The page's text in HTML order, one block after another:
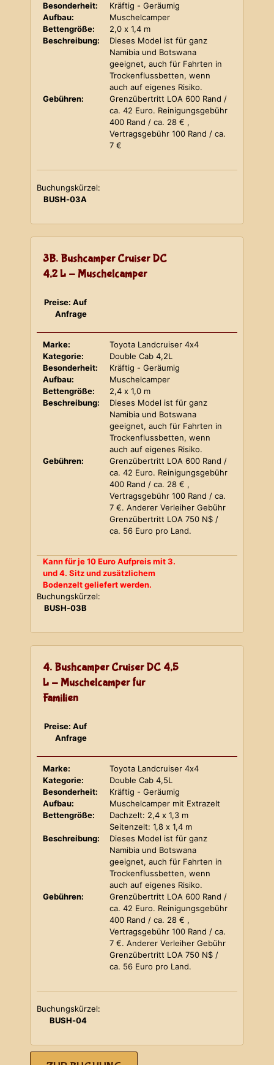
Besonderheit:
Kräftig - Geräumig
Aufbau:
Muschelcamper
Bettengröße:
2,0 x 1,4 m
Beschreibung:
Dieses Model ist für ganz
Namibia und Botswana
geeignet, auch für Fahrten in
Trockenflussbetten, wenn
auch auf eigenes Risiko.
Gebühren:
Grenzübertritt LOA 600 Rand /
ca. 42 Euro. Reinigungsgebühr
400 Rand / ca. 28 € ,
Vertragsgebühr 100 Rand / ca.
7 €
Buchungskürzel:
BUSH-03A
3B. Bushcamper Cruiser DC
4,2 L - Muschelcamper
Preise: Auf
Anfrage
Marke:
Toyota Landcruiser 4x4
Kategorie:
Double Cab 4,2L
Besonderheit:
Kräftig - Geräumig
Aufbau:
Muschelcamper
Bettengröße:
2,4 x 1,0 m
Beschreibung:
Dieses Model ist für ganz
Namibia und Botswana
geeignet, auch für Fahrten in
Trockenflussbetten, wenn
auch auf eigenes Risiko.
Gebühren:
Grenzübertritt LOA 600 Rand /
ca. 42 Euro. Reinigungsgebühr
400 Rand / ca. 28 € ,
Vertragsgebühr 100 Rand / ca.
7 €. Anderer Verleiher Gebühr
Grenzübertritt LOA 750 N$ /
ca. 56 Euro pro Land.
Kann für je 10 Euro Aufpreis mit 3.
und 4. Sitz und zusätzlichem
Bodenzelt geliefert werden.
Buchungskürzel:
BUSH-03B
4. Bushcamper Cruiser DC 4,5
L - Muschelcamper für
Familien
Preise: Auf
Anfrage
Marke:
Toyota Landcruiser 4x4
Kategorie:
Double Cab 4,5L
Besonderheit:
Kräftig - Geräumig
Aufbau:
Muschelcamper mit Extrazelt
Bettengröße:
Dachzelt: 2,4 x 1,3 m
Seitenzelt: 1,8 x 1,4 m
Beschreibung:
Dieses Model ist für ganz
Namibia und Botswana
geeignet, auch für Fahrten in
Trockenflussbetten, wenn
auch auf eigenes Risiko.
Gebühren:
Grenzübertritt LOA 600 Rand /
ca. 42 Euro. Reinigungsgebühr
400 Rand / ca. 28 € ,
Vertragsgebühr 100 Rand / ca.
7 €. Anderer Verleiher Gebühr
Grenzübertritt LOA 750 N$ /
ca. 56 Euro pro Land.
Buchungskürzel:
BUSH-04